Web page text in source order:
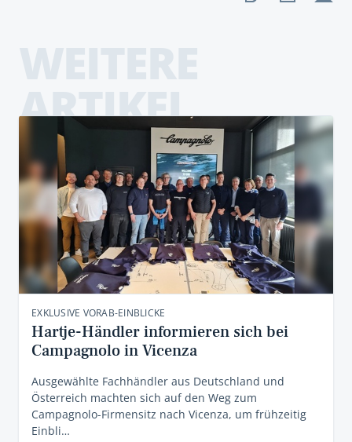
ARTIKEL
EXKLUSIVE VORAB-EINBLICKE
Hartje-Händler informieren sich bei
Campagnolo in Vicenza
Ausgewählte Fachhändler aus Deutschland und
Österreich machten sich auf den Weg zum
Campagnolo-Firmensitz nach Vicenza, um frühzeitig
Einbli…